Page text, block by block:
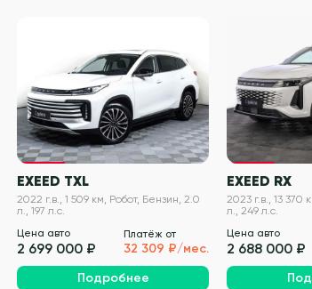
VIN проверен
EXEED TXL
2022 г.в., 1 509 км, Робот, Бензин, 2.0
л., 197 л.с.
Цена авто
2 699 000 ₽
Платёж от
32 309 ₽/мес.
Подробнее
EXEED RX
2023 г.в., 13 370
л., 249 л.с.
Цена авто
2 688 000 ₽